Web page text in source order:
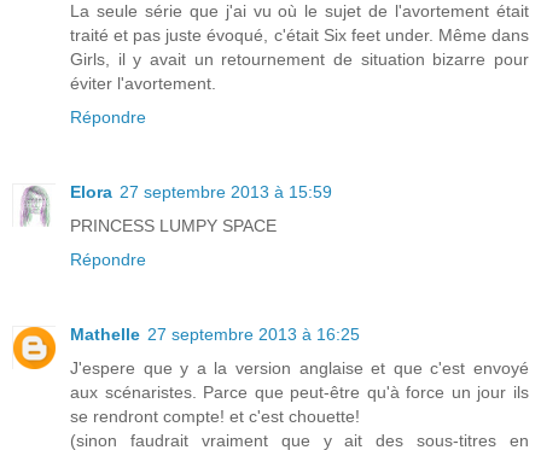
La seule série que j'ai vu où le sujet de l'avortement était
traité et pas juste évoqué, c'était Six feet under. Même dans
Girls, il y avait un retournement de situation bizarre pour
éviter l'avortement.
Répondre
Elora 27 septembre 2013 à 15:59
PRINCESS LUMPY SPACE
Répondre
Mathelle 27 septembre 2013 à 16:25
J'espere que y a la version anglaise et que c'est envoyé
aux scénaristes. Parce que peut-être qu'à force un jour ils
se rendront compte! et c'est chouette!
(sinon faudrait vraiment que y ait des sous-titres en